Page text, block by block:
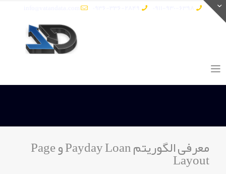
معرفی الگوریتم Payday Loan و Page Layout